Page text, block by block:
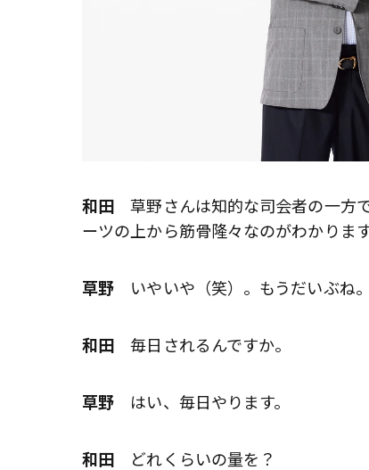
和田 草野さんは知的な司会者の一方
ーツの上から筋骨隆々なのがわかりま
草野 いやいや（笑）。もうだいぶね
和田 毎日されるんですか。
草野 はい、毎日やります。
和田 どれくらいの量を？